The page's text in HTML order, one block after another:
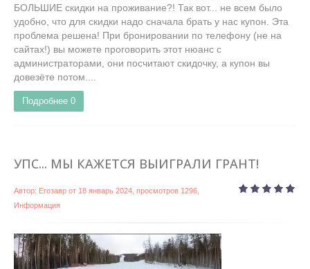
БОЛЬШИЕ скидки на проживание?! Так вот... не всем было
удобно, что для скидки надо сначала брать у нас купон. Эта
проблема решена! При бронировании по телефону (не на
сайтах!) вы можете проговорить этот нюанс с
администраторами, они посчитают скидочку, а купон вы
довезёте потом....
Подробнее 0
УПС... МЫ КАЖЕТСЯ ВЫИГРАЛИ ГРАНТ!
Автор: Егозавр от 18 январь 2024 , просмотров 1296,
Информация